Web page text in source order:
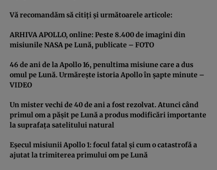
Vă recomandăm să citiţi şi următoarele articole:
ARHIVA APOLLO, online: Peste 8.400 de imagini din
misiunile NASA pe Lună, publicate – FOTO
46 de ani de la Apollo 16, penultima misiune care a dus
omul pe Lună. Urmăreşte istoria Apollo în şapte minute –
VIDEO
Un mister vechi de 40 de ani a fost rezolvat. Atunci când
primul om a păşit pe Lună a produs modificări importante
la suprafaţa satelitului natural
Eşecul misiunii Apollo 1: focul fatal şi cum o catastrofă a
ajutat la trimiterea primului om pe Lună